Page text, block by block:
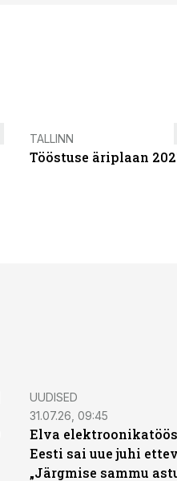
TALLINN
Tööstuse äriplaan
UUDISED
31.07.26, 09:45
Elva
Eesti sai uue juhi
„Järgmise sammu